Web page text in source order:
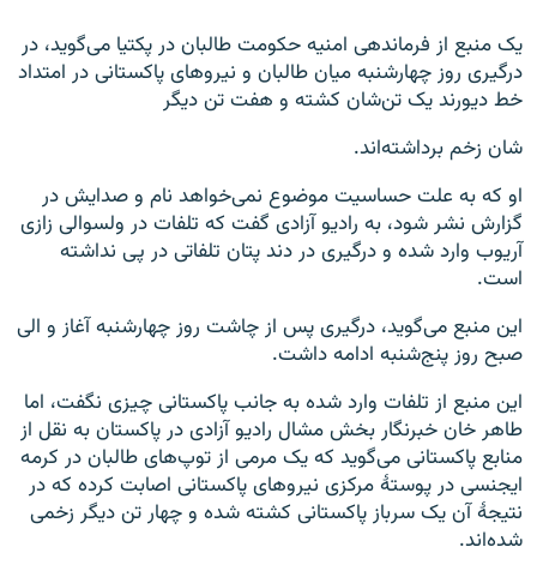
به ما بپیوندید
همۀ سایت‌های رادیو آزادی/ رادیو اروپای آزاد
یک منبع از فرماندهی امنیه حکومت طالبان در پکتیا می‌گوید، در
درگیری روز چهارشنبه میان طالبان و نیروهای پاکستانی در امتداد
خط دیورند یک تن‌شان کشته و هفت تن دیگر
شان زخم برداشته‌اند.
او که به علت حساسیت موضوع نمی‌خواهد نام و صدایش در
گزارش نشر شود، به رادیو آزادی گفت که تلفات در ولسوالی زازی
آریوب وارد شده و درگیری در دند پتان تلفاتی در پی نداشته
است.
این منبع می‌گوید، درگیری پس از چاشت روز چهارشنبه آغاز و الی
صبح روز پنج‌شنبه ادامه داشت.
این منبع از تلفات وارد شده به جانب پاکستانی چیزی نگفت، اما
طاهر خان خبرنگار بخش مشال رادیو آزادی در پاکستان به نقل از
منابع پاکستانی می‌گوید که یک مرمی از توپ‌های طالبان در کرمه
ایجنسی در پوستهٔ مرکزی نیروهای پاکستانی اصابت کرده که در
نتیجهٔ آن یک سرباز پاکستانی کشته شده و چهار تن دیگر زخمی
شده‌اند.